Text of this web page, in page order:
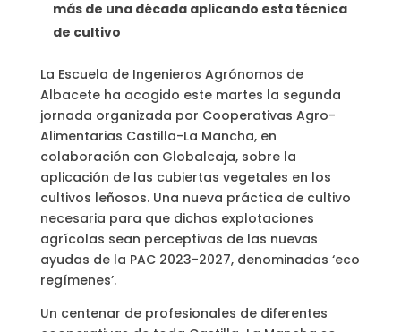
más de una década aplicando esta técnica
de cultivo
La Escuela de Ingenieros Agrónomos de
Albacete ha acogido este martes la segunda
jornada organizada por Cooperativas Agro-
Alimentarias Castilla-La Mancha, en
colaboración con Globalcaja, sobre la
aplicación de las cubiertas vegetales en los
cultivos leñosos. Una nueva práctica de cultivo
necesaria para que dichas explotaciones
agrícolas sean perceptivas de las nuevas
ayudas de la PAC 2023-2027, denominadas ‘eco
regímenes’.
Un centenar de profesionales de diferentes